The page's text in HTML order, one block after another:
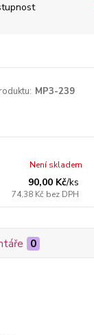
MP3-239
90,00 Kč/ks
74,38 Kč bez DPH
Není skladem
0